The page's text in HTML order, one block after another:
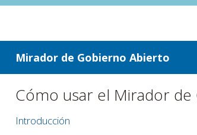
ir a contenido
ir al menú
Mirador de Gobierno Abierto
Cómo usar el Mirador
Introducción